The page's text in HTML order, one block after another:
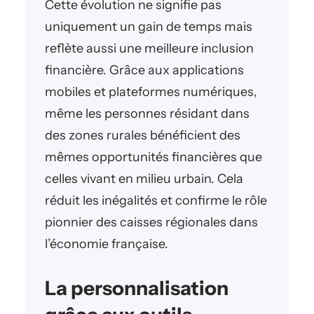
Cette évolution ne signifie pas
uniquement un gain de temps mais
reflète aussi une meilleure inclusion
financière. Grâce aux applications
mobiles et plateformes numériques,
même les personnes résidant dans
des zones rurales bénéficient des
mêmes opportunités financières que
celles vivant en milieu urbain. Cela
réduit les inégalités et confirme le rôle
pionnier des caisses régionales dans
l’économie française.
La personnalisation